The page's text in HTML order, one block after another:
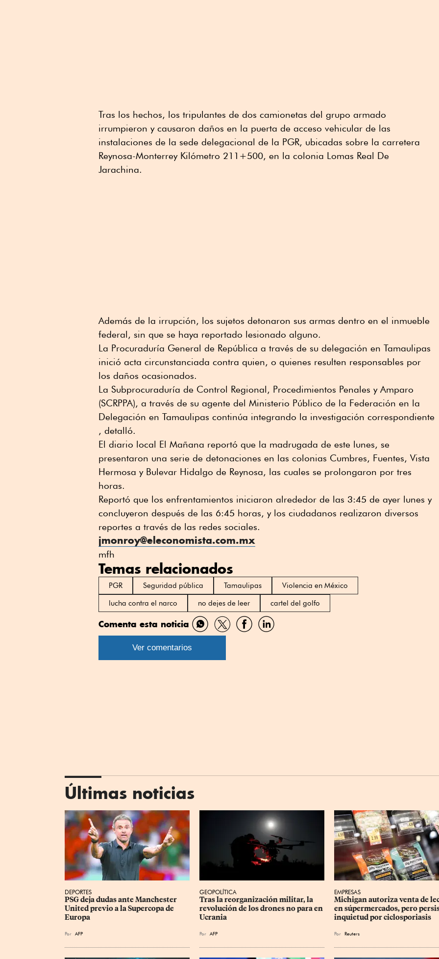
Tras los hechos, los tripulantes de dos camionetas del grupo armado
irrumpieron y causaron daños en la puerta de acceso vehicular de las
instalaciones de la sede delegacional de la PGR, ubicadas sobre la carretera
Reynosa-Monterrey Kilómetro 211+500, en la colonia Lomas Real De
Jarachina.
Además de la irrupción, los sujetos detonaron sus armas dentro en el inmueble
federal, sin que se haya reportado lesionado alguno.
La Procuraduría General de República a través de su delegación en Tamaulipas
inició acta circunstanciada contra quien, o quienes resulten responsables por
los daños ocasionados.
La Subprocuraduría de Control Regional, Procedimientos Penales y Amparo
(SCRPPA), a través de su agente del Ministerio Público de la Federación en la
Delegación en Tamaulipas continúa integrando la investigación correspondiente
, detalló.
El diario local El Mañana reportó que la madrugada de este lunes, se
presentaron una serie de detonaciones en las colonias Cumbres, Fuentes, Vista
Hermosa y Bulevar Hidalgo de Reynosa, las cuales se prolongaron por tres
horas.
Reportó que los enfrentamientos iniciaron alrededor de las 3:45 de ayer lunes y
concluyeron después de las 6:45 horas, y los ciudadanos realizaron diversos
reportes a través de las redes sociales.
jmonroy@eleconomista.com.mx
mfh
Temas relacionados
PGR Seguridad pública Tamaulipas
Violencia en México
lucha contra el narco
no dejes de leer cartel del golfo
Comenta esta noticia
Compartir
por
Compartir
por
CompartirCompartir
Ver comentarios
Últimas noticias
DEPORTES
PSG deja dudas ante Manchester
United previo a la Supercopa de
Europa
Por AFP
GEOPOLÍTICA
Tras la reorganización militar, la
revolución de los drones no para en
Ucrania
Por AFP
EMPRESAS
Michigan autoriza venta de
en súpermercados, pero
inquietud por ciclosporiasis
Por Reuters